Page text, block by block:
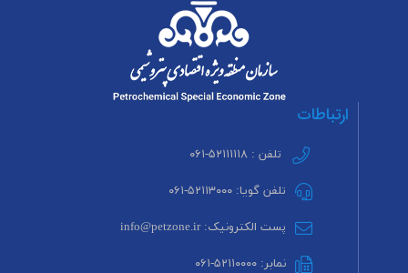
ارتباطات
تلفن : ۵۲۱۱۱۱۱۸-۰۶۱
تلفن گویا: ۵۲۱۱۳۰۰۰-۰۶۱
پست الکترونیک: info@petzone.ir
نمابر: ۵۲۱۱۰۰۰۰-۰۶۱